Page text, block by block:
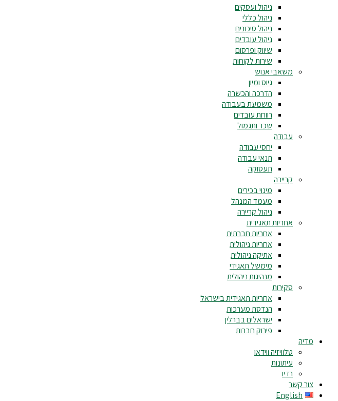
ניהול ועסקים
ניהול כללי
ניהול סיכונים
ניהול עובדים
שיווק ופרסום
שירות לקוחות
משאבי אנוש
גיוס ומיון
הדרכה והכשרה
משמעת בעבודה
רווחת עובדים
שכר ותגמול
עבודה
יחסי עבודה
תנאי עבודה
תעסוקה
קריירה
מינוי בכירים
מעמד המנהל
ניהול קריירה
אחריות תאגידית
אחריות חברתית
אחריות ניהולית
אתיקה ניהולית
מימשל תאגידי
מנהיגות ניהולית
סקירות
אחריות תאגידית בישראל
הנדסת מערכות
ישראלים בברלין
פירוק חברות
מדיה
טלוויזיה ווידאו
עיתונות
רדיו
צור קשר
English